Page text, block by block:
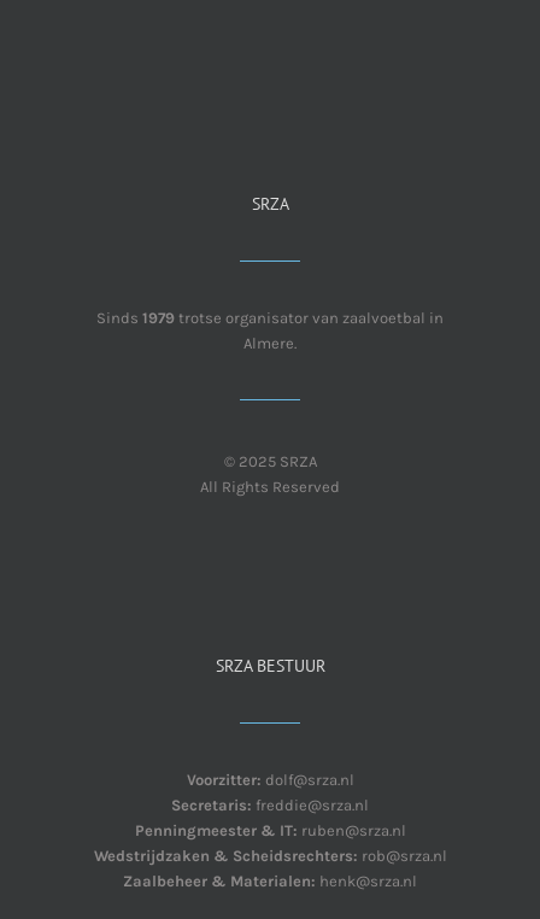
SRZA
Sinds 1979 trotse organisator van zaalvoetbal in
Almere.
© 2025 SRZA
All Rights Reserved
SRZA BESTUUR
Voorzitter: dolf@srza.nl
Secretaris: freddie@srza.nl
Penningmeester & IT: ruben@srza.nl
Wedstrijdzaken & Scheidsrechters: rob@srza.nl
Zaalbeheer & Materialen: henk@srza.nl